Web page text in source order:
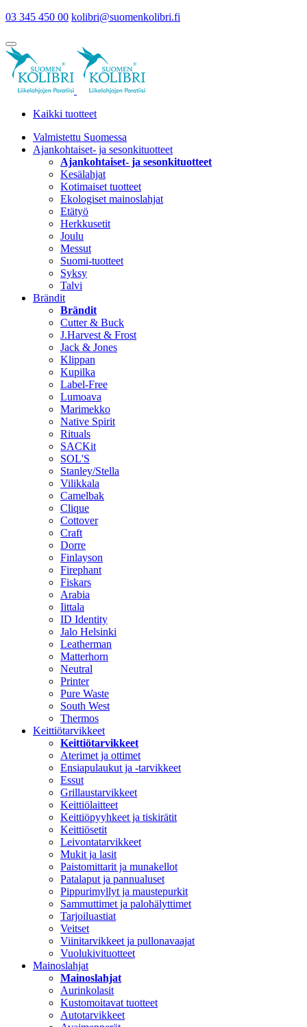
03 345 450 00 kolibri@suomenkolibri.fi
Kaikki tuotteet
Valmistettu Suomessa
Ajankohtaiset- ja sesonkituotteet
Ajankohtaiset- ja sesonkituotteet
Kesälahjat
Kotimaiset tuotteet
Ekologiset mainoslahjat
Etätyö
Herkkusetit
Joulu
Messut
Suomi-tuotteet
Syksy
Talvi
Brändit
Brändit
Cutter & Buck
J.Harvest & Frost
Jack & Jones
Klippan
Kupilka
Label-Free
Lumoava
Marimekko
Native Spirit
Rituals
SACKit
SOL'S
Stanley/Stella
Vilikkala
Camelbak
Clique
Cottover
Craft
Dorre
Finlayson
Firephant
Fiskars
Arabia
Iittala
ID Identity
Jalo Helsinki
Leatherman
Matterhorn
Neutral
Printer
Pure Waste
South West
Thermos
Keittiötarvikkeet
Keittiötarvikkeet
Aterimet ja ottimet
Ensiapulaukut ja -tarvikkeet
Essut
Grillaustarvikkeet
Keittiölaitteet
Keittiöpyyhkeet ja tiskirätit
Keittiösetit
Leivontatarvikkeet
Mukit ja lasit
Paistomittarit ja munakellot
Patalaput ja pannualuset
Pippurimyllyt ja maustepurkit
Sammuttimet ja palohälyttimet
Tarjoiluastiat
Veitset
Viinitarvikkeet ja pullonavaajat
Vuolukivituotteet
Mainoslahjat
Mainoslahjat
Aurinkolasit
Kustomoitavat tuotteet
Autotarvikkeet